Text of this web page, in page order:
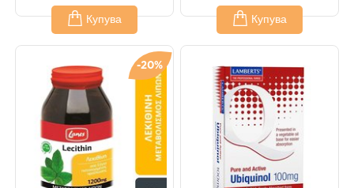
Купува Купува
-20%